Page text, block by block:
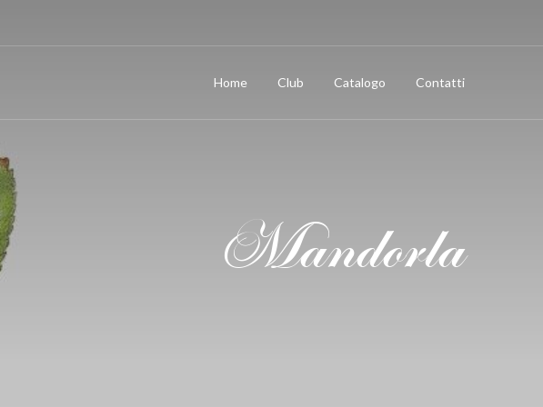
Home Club Catalogo Contatti
Mandorla